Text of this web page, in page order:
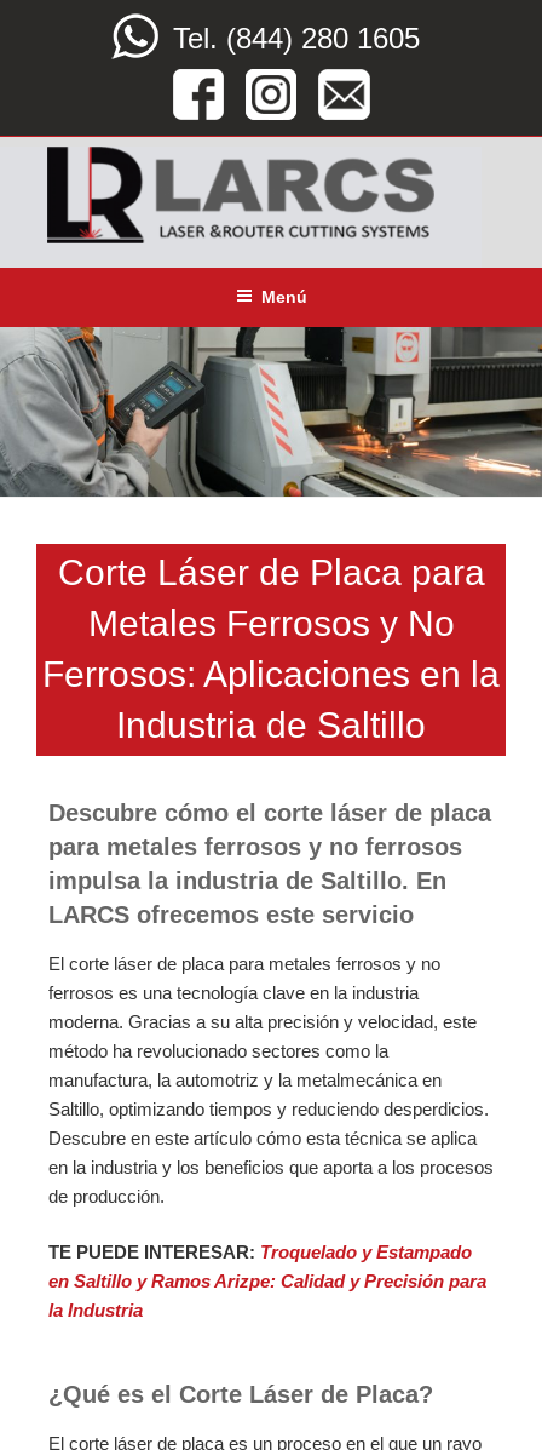
Tel. (844) 280 1605
Menú
Corte Láser de Placa para
Metales Ferrosos y No
Ferrosos: Aplicaciones en la
Industria de Saltillo
Descubre cómo el corte láser de placa
para metales ferrosos y no ferrosos
impulsa la industria de Saltillo. En
LARCS ofrecemos este servicio
El corte láser de placa para metales ferrosos y no
ferrosos es una tecnología clave en la industria
moderna. Gracias a su alta precisión y velocidad, este
método ha revolucionado sectores como la
manufactura, la automotriz y la metalmecánica en
Saltillo, optimizando tiempos y reduciendo desperdicios.
Descubre en este artículo cómo esta técnica se aplica
en la industria y los beneficios que aporta a los procesos
de producción.
TE PUEDE INTERESAR: Troquelado y Estampado
en Saltillo y Ramos Arizpe: Calidad y Precisión para
la Industria
¿Qué es el Corte Láser de Placa?
El corte láser de placa es un proceso en el que un rayo